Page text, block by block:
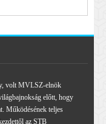
volt MVLSZ-elnök
előtt, hogy
Működésének teljes
az STB